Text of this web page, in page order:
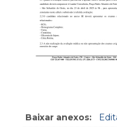
Baixar anexos: